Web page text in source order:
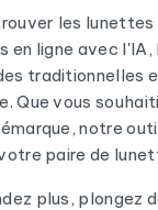
les
en ligne avec
traditionnelles
Que vous
notre
paire de
plus, plongez